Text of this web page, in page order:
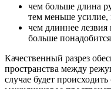
чем больше длина
тем меньше усилие,
чем длиннее
больше
Качественный разрез
пространства между
случае будет